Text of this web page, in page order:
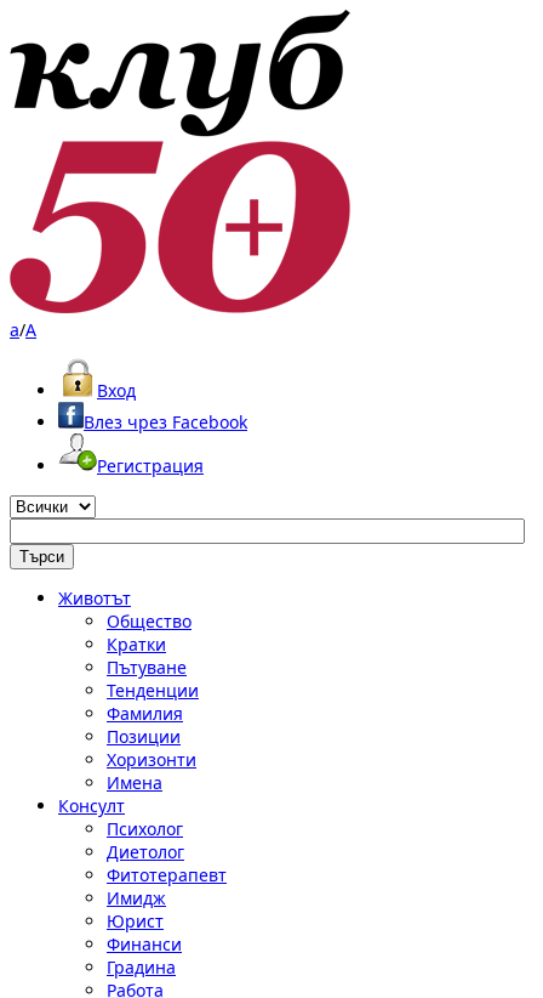
a/A
Вход
Влез чрез Facebook
Регистрация
Животът
Общество
Кратки
Пътуване
Тенденции
Фамилия
Позиции
Хоризонти
Имена
Консулт
Психолог
Диетолог
Фитотерапевт
Имидж
Юрист
Финанси
Градина
Работа